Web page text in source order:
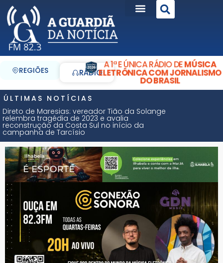
REGIÕES RÁDIO
A 1ª E ÚNICA RÁDIO DEMÚSICA
ELETRÔNICA COM JORNALISMO
DO BRASIL
ÚLTIMAS NOTÍCIAS
Direto de Maresias: vereador Tião da Solange
relembra tragédia de 2023 e avalia
reconstrução da Costa Sul no início da
campanha de Tarcísio